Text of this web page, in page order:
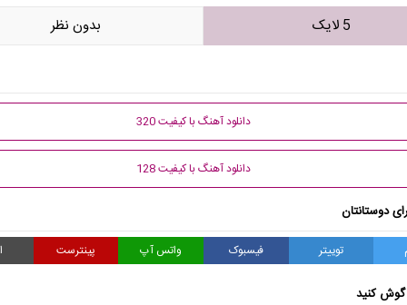
5 لایک بدون نظر
دانلود آهنگ با کیفیت 320
دانلود آهنگ با کیفیت 128
دوستانتان
توییتر فیسبوک واتس آپ پینترست
کنید